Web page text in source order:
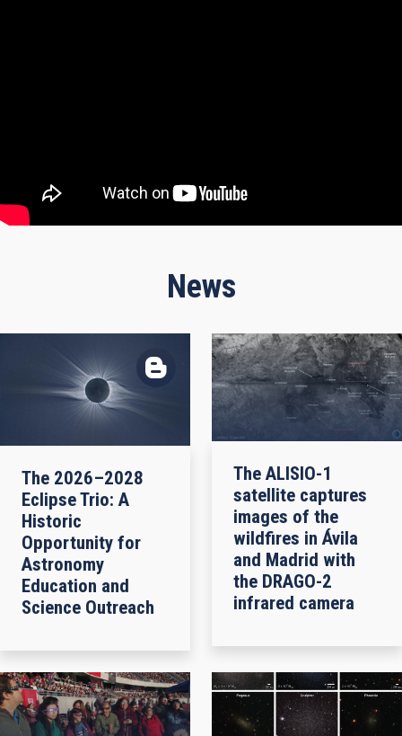
News
The 2026–2028
Eclipse Trio: A
Historic
Opportunity for
Astronomy
Education and
Science Outreach
The ALISIO-1
satellite captures
images of the
wildfires in Ávila
and Madrid with
the DRAGO-2
infrared camera